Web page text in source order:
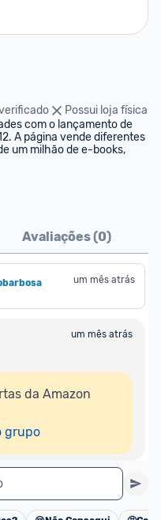
Possui loja física
com o lançamento de
A página vende diferentes
um milhão de e-books,
Avaliações (0)
um mês atrás
um mês atrás
da Amazon
grupo